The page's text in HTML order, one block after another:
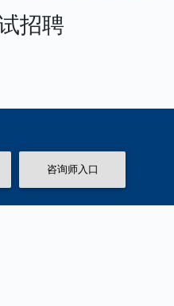
招聘
咨询师入口